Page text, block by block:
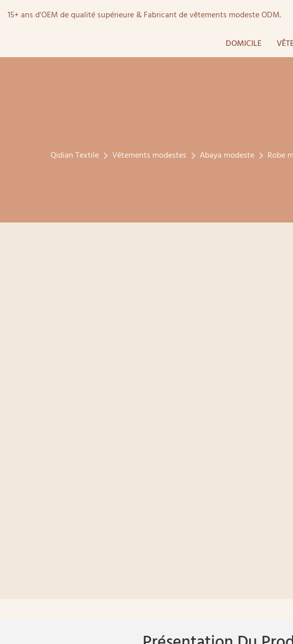
15+ ans d'OEM de qualité supérieure & Fabricant de vêtements modeste ODM.
DOMICILE
Qidian Textile Vêtements modestes Abaya modeste Robe